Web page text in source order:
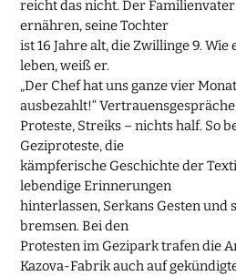
reicht das nicht. Der
ernähren, seine Tochter
ist 16 Jahre alt, die Zwillinge 9. Wie
leben, weiß er.
„Der Chef hat uns ganze vier
ausbezahlt!“
Proteste, Streiks – nichts half. So
Geziproteste, die
kämpferische Geschichte der
lebendige Erinnerungen
hinterlassen, Serkans Gesten und
bremsen. Bei den
Protesten im Gezipark trafen die
Kazova-Fabrik auch auf